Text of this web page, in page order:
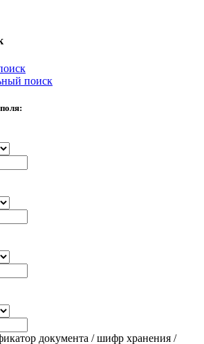
поиск
документа / шифр хранения /